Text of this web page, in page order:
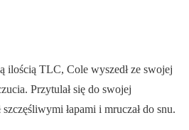
ilością TLC, Cole wyszedł ze swojej
Przytulał się do swojej
łapami i mruczał do snu.